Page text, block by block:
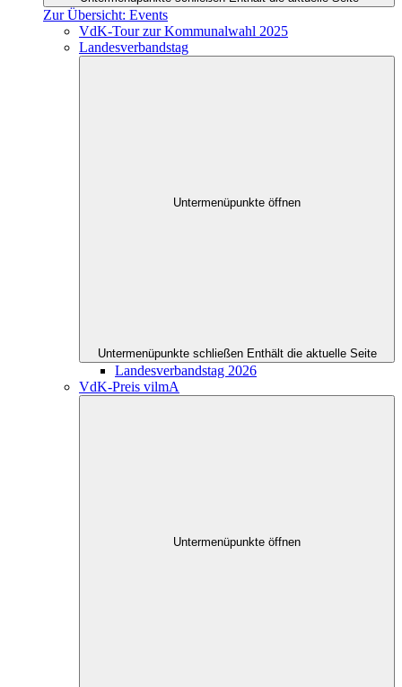
Zur Übersicht: Events
VdK-Tour zur Kommunalwahl 2025
Landesverbandstag
Untermenüpunkte öffnen
Untermenüpunkte schließen Enthält die aktuelle Seite
Landesverbandstag 2026
VdK-Preis vilmA
Untermenüpunkte öffnen